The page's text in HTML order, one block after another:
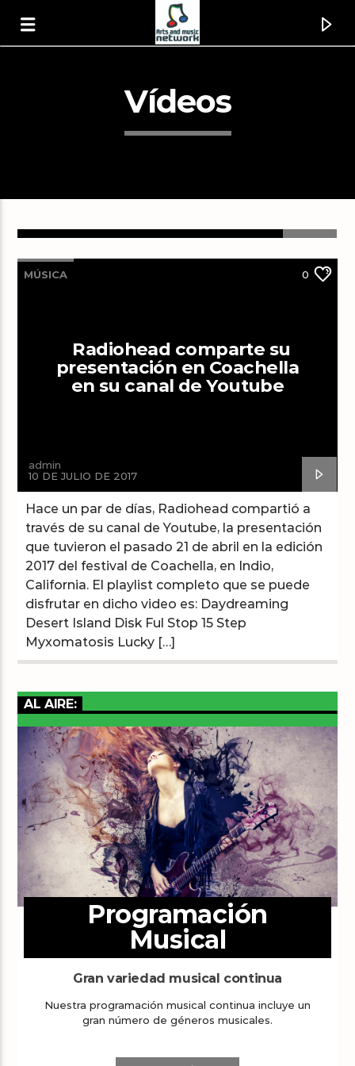
Fatboy Slim
Vídeos
MÚSICA 0
Radiohead comparte su
presentación en Coachella
en su canal de Youtube
admin
10 DE JULIO DE 2017
Hace un par de días, Radiohead compartió a
través de su canal de Youtube, la presentación
que tuvieron el pasado 21 de abril en la edición
2017 del festival de Coachella, en Indio,
California. El playlist completo que se puede
disfrutar en dicho video es: Daydreaming
Desert Island Disk Ful Stop 15 Step
Myxomatosis Lucky […]
AL AIRE:
Programación
Musical
Gran variedad musical continua
Nuestra programación musical continua incluye un
gran número de géneros musicales.